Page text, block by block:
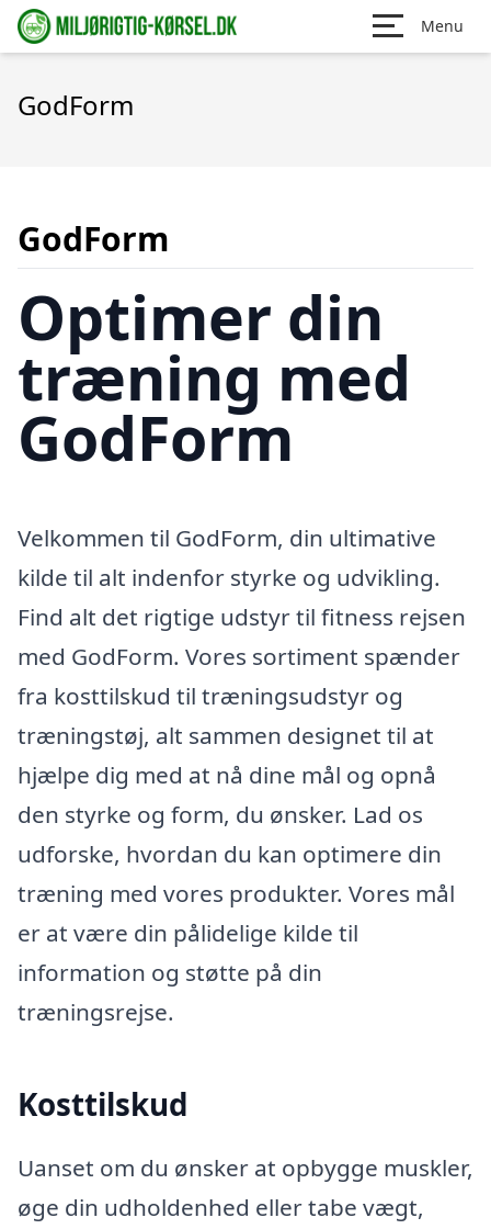
Menu
GodForm
GodForm
Optimer din
træning med
GodForm
Velkommen til GodForm, din ultimative
kilde til alt indenfor styrke og udvikling.
Find alt det rigtige udstyr til fitness rejsen
med GodForm. Vores sortiment spænder
fra kosttilskud til træningsudstyr og
træningstøj, alt sammen designet til at
hjælpe dig med at nå dine mål og opnå
den styrke og form, du ønsker. Lad os
udforske, hvordan du kan optimere din
træning med vores produkter. Vores mål
er at være din pålidelige kilde til
information og støtte på din
træningsrejse.
Kosttilskud
Uanset om du ønsker at opbygge muskler,
øge din udholdenhed eller tabe vægt,